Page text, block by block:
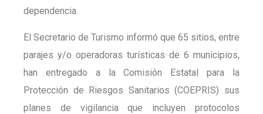
dependencia.
El Secretario de Turismo informó que 65 sitios, entre
parajes y/o operadoras turísticas de 6 municipios,
han entregado a la Comisión Estatal para la
Protección de Riesgos Sanitarios (COEPRIS) sus
planes de vigilancia que incluyen protocolos